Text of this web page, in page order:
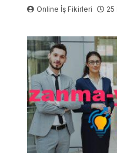
Online İş Fikirleri 25